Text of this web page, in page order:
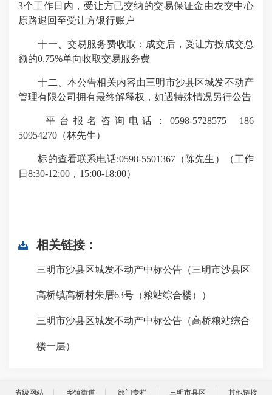
3个工作日内，受让方已交纳的交易保证金由农交中心
原路退回至受让方银行账户
十一、交易服务费收取：成交后，受让方按成交总
额的0.75%单向收取交易服务费
十二、本公告相关内容由三明市沙县区城发不动产
管理有限公司拥有最终解释权，如遇特殊情况另行公告
平台报名咨询电话：0598-5728575 186
50954270（林先生）
标的查看联系电话:0598-5501367（陈先生）（工作
日8:30-12:00，15:00-18:00）
相关链接：
三明市沙县区城发不动产中标公告（三明市沙县区
高桥镇高桥村朱厝63号（粮站综合楼））
三明市沙县区城发不动产中标公告（高桥粮站综合
楼一层）
省级网站 乡镇街道 部门专栏 三明市县区 其他链接